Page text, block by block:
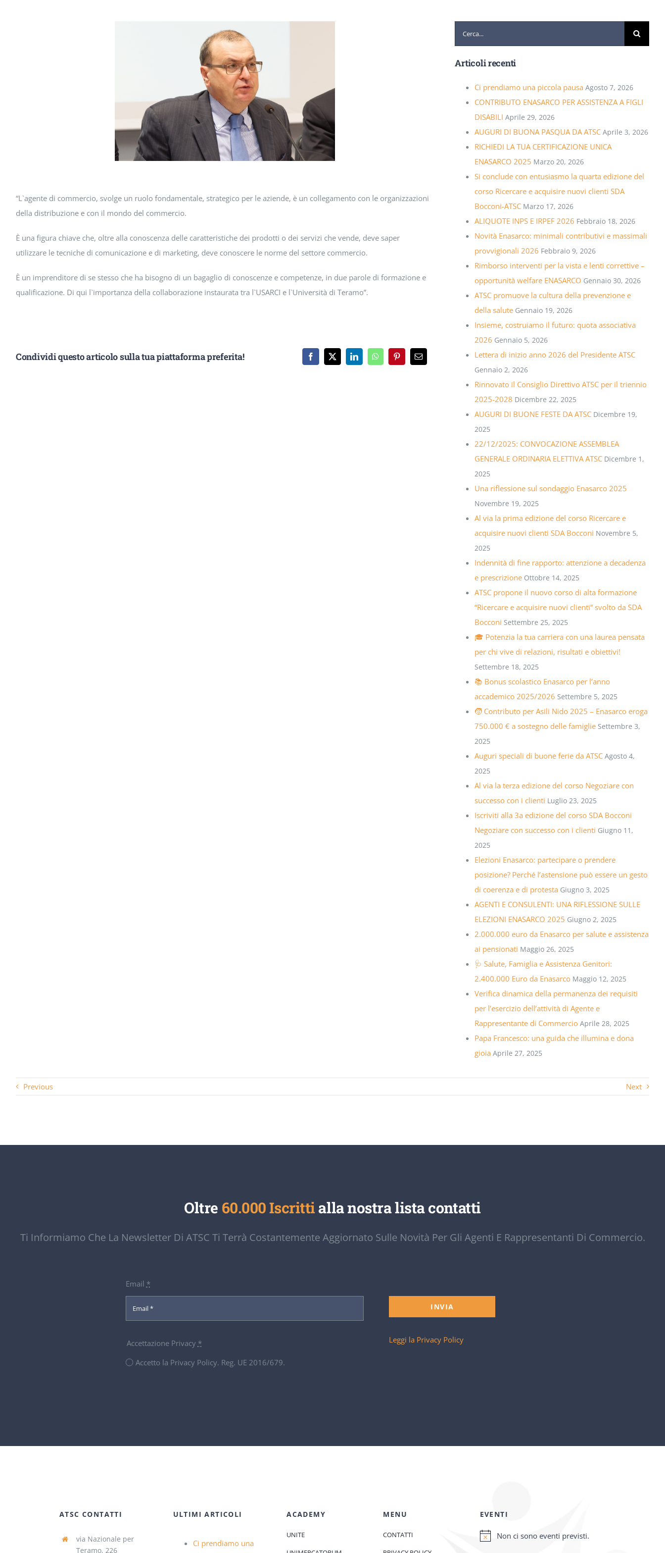
“L`agente di commercio, svolge un ruolo fondamentale, strategico per le aziende, è un collegamento con le organizzazioni
della distribuzione e con il mondo del commercio.
È una figura chiave che, oltre alla conoscenza delle caratteristiche dei prodotti o dei servizi che vende, deve saper
utilizzare le tecniche di comunicazione e di marketing, deve conoscere le norme del settore commercio.
È un imprenditore di se stesso che ha bisogno di un bagaglio di conoscenze e competenze, in due parole di formazione e
qualificazione. Di qui l`importanza della collaborazione instaurata tra l`USARCI e l`Università di Teramo”.
Condividi questo articolo sulla tua piattaforma preferita!
Articoli recenti
Ci prendiamo una piccola pausa Agosto 7, 2026
CONTRIBUTO ENASARCO PER ASSISTENZA A FIGLI
DISABILI Aprile 29, 2026
AUGURI DI BUONA PASQUA DA ATSC Aprile 3, 2026
RICHIEDI LA TUA CERTIFICAZIONE UNICA
ENASARCO 2025 Marzo 20, 2026
Si conclude con entusiasmo la quarta edizione del
corso Ricercare e acquisire nuovi clienti SDA
Bocconi-ATSC Marzo 17, 2026
ALIQUOTE INPS E IRPEF 2026 Febbraio 18, 2026
Novità Enasarco: minimali contributivi e massimali
provvigionali 2026 Febbraio 9, 2026
Rimborso interventi per la vista e lenti correttive –
opportunità welfare ENASARCO Gennaio 30, 2026
ATSC promuove la cultura della prevenzione e
della salute Gennaio 19, 2026
Insieme, costruiamo il futuro: quota associativa
2026 Gennaio 5, 2026
Lettera di inizio anno 2026 del Presidente ATSC
Gennaio 2, 2026
Rinnovato il Consiglio Direttivo ATSC per il triennio
2025-2028 Dicembre 22, 2025
AUGURI DI BUONE FESTE DA ATSC Dicembre 19,
2025
22/12/2025: CONVOCAZIONE ASSEMBLEA
GENERALE ORDINARIA ELETTIVA ATSC Dicembre 1,
2025
Una riflessione sul sondaggio Enasarco 2025
Novembre 19, 2025
Al via la prima edizione del corso Ricercare e
acquisire nuovi clienti SDA Bocconi Novembre 5,
2025
Indennità di fine rapporto: attenzione a decadenza
e prescrizione Ottobre 14, 2025
ATSC propone il nuovo corso di alta formazione
“Ricercare e acquisire nuovi clienti” svolto da SDA
Bocconi Settembre 25, 2025
🎓 Potenzia la tua carriera con una laurea pensata
per chi vive di relazioni, risultati e obiettivi!
Settembre 18, 2025
📚 Bonus scolastico Enasarco per l’anno
accademico 2025/2026 Settembre 5, 2025
🧒 Contributo per Asili Nido 2025 – Enasarco eroga
750.000 € a sostegno delle famiglie Settembre 3,
2025
Auguri speciali di buone ferie da ATSC Agosto 4,
2025
Al via la terza edizione del corso Negoziare con
successo con i clienti Luglio 23, 2025
Iscriviti alla 3a edizione del corso SDA Bocconi
Negoziare con successo con i clienti Giugno 11,
2025
Elezioni Enasarco: partecipare o prendere
posizione? Perché l’astensione può essere un gesto
di coerenza e di protesta Giugno 3, 2025
AGENTI E CONSULENTI: UNA RIFLESSIONE SULLE
ELEZIONI ENASARCO 2025 Giugno 2, 2025
2.000.000 euro da Enasarco per salute e assistenza
ai pensionati Maggio 26, 2025
🩺 Salute, Famiglia e Assistenza Genitori:
2.400.000 Euro da Enasarco Maggio 12, 2025
Verifica dinamica della permanenza dei requisiti
per l’esercizio dell’attività di Agente e
Rappresentante di Commercio Aprile 28, 2025
Papa Francesco: una guida che illumina e dona
gioia Aprile 27, 2025
Previous Next
Oltre 60.000 Iscrittialla nostra lista contatti
Ti Informiamo Che La Newsletter Di ATSC Ti Terrà Costantemente Aggiornato Sulle Novità Per Gli Agenti E Rappresentanti Di Commercio.
Email *
Accettazione Privacy *
Accetto la Privacy Policy. Reg. UE 2016/679.
INVIA
Leggi la Privacy Policy
ATSC CONTATTI
via Nazionale per
Teramo, 226
ULTIMI ARTICOLI
Ci prendiamo una
ACADEMY
UNITE
MENU
CONTATTI
EVENTI
Notice
Non ci sono eventi previsti.